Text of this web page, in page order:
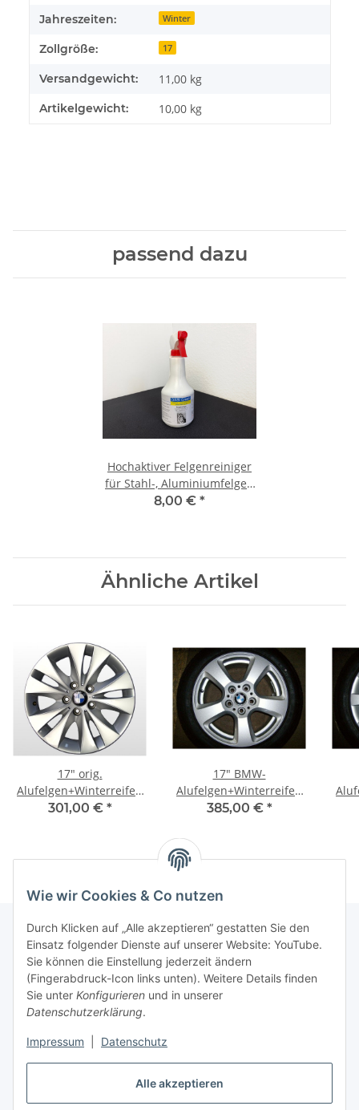
Alle akzeptieren
Wie wir Cookies & Co nutzen
Durch Klicken auf „Alle akzeptieren“ gestatten Sie den
Einsatz folgender Dienste auf unserer Website: YouTube.
Sie können die Einstellung jederzeit ändern
(Fingerabdruck-Icon links unten). Weitere Details finden
Sie unter Konfigurieren und in unserer
Datenschutzerklärung.
Impressum Datenschutz
Jahreszeiten: Winter
Zollgröße: 17
Versandgewicht: 11,00 kg
Artikelgewicht: 10,00 kg
passend dazu
Hochaktiver Felgenreiniger
für Stahl-, Aluminiumfelgen
750ml
8,00 € *
Ähnliche Artikel
17" orig.
Alufelgen+Winterreifen
f. 5er BMW E60, E61
301,00 € *
17" BMW-
Alufelgen+Winterreifen
5er E60, E61 allrad
385,00 € *
Informationen
Gesetzliche Informationen